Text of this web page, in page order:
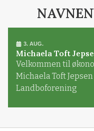
3. AUG.
Michaela Toft
Velkommen til
Michaela Toft
Landboforening